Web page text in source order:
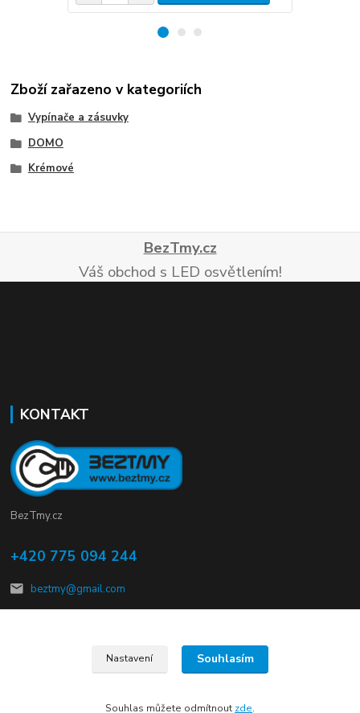
Zboží zařazeno v kategoriích
Vypínače a zásuvky
DOMO
Krémové
BezTmy.cz
Váš obchod s LED osvětlením!
KONTAKT
BezTmy.cz
+420 775 094 244
beztmy@gmail.com
© Copyright 2012 – 2026 kalMmach s.r.o.
Nastavení Souhlasím
Souhlas můžete odmítnout zde.